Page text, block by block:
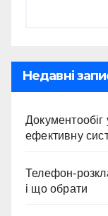
Недавні
Документообіг
ефективну
Телефон-
і що обрати